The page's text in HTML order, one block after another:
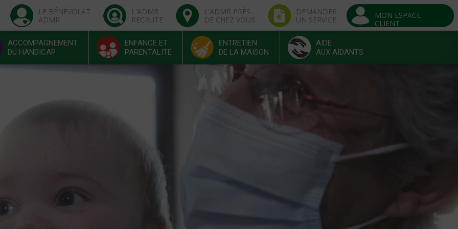
LE BÉNÉVOLAT
ADMR
L'ADMR
RECRUTE
L'ADMR PRÈS
DE CHEZ VOUS
DEMANDER
UN SERVICE
MON ESPACE
CLIENT
ACCOMPAGNEMENT
DU HANDICAP
ENFANCE ET
PARENTALITÉ
ENTRETIEN
DE LA MAISON
AIDE
AUX AIDANTS